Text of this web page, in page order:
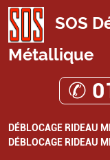
SOS
Métallique
✆
DÉBLOCAGE RIDEAU
DÉBLOCAGE RIDEAU